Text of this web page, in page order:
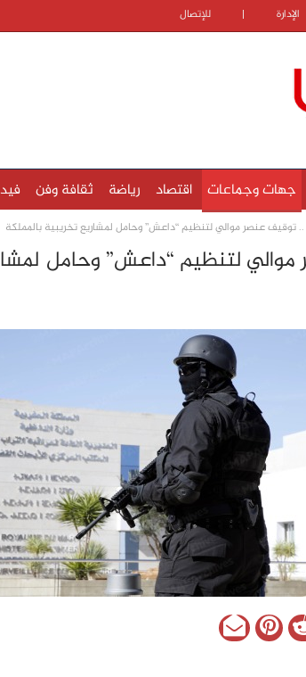
الإدارة | للإتصال
جهات وجماعات اقتصاد رياضة ثقافة وفن
.. توقيف عنصر موالي لتنظيم “داعش” وحامل لمشاريع تخريبية بالمملكة
لتنظيم “داعش” وحامل